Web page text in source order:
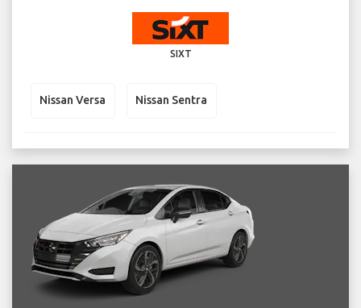
SIXT
Nissan Versa Nissan Sentra